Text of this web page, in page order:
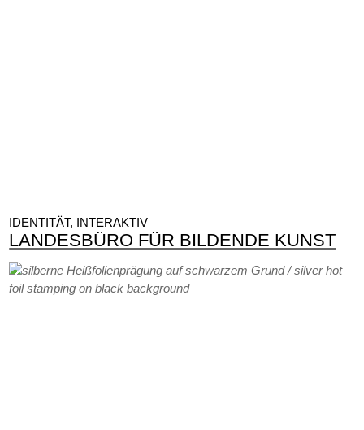
IDENTITÄT, INTERAKTIV
LANDESBÜRO FÜR BILDENDE KUNST